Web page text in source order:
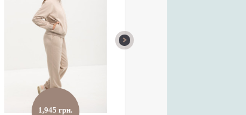
1,945 грн.